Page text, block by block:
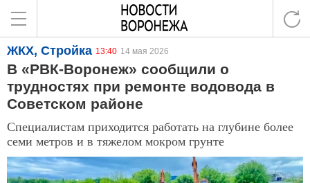
ЖКХ, Стройка 13:40 14 мая 2026
В «РВК-Воронеж» сообщили о
трудностях при ремонте водовода в
Советском районе
Специалистам приходится работать на глубине более
семи метров и в тяжелом мокром грунте